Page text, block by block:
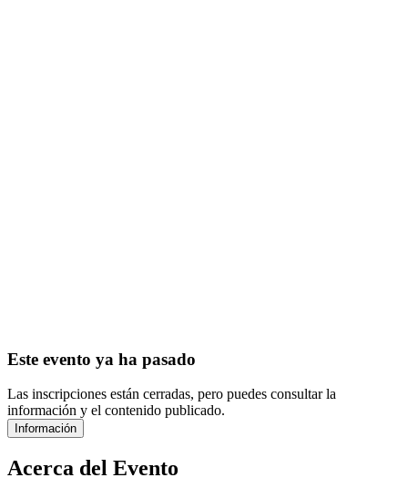
Este evento ya ha pasado
Las inscripciones están cerradas, pero puedes consultar la
información y el contenido publicado.
Información
Acerca del Evento